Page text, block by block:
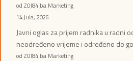
od ZOI84.ba Marketing
14 Jula, 2026
Javni oglas za prijem radnika u radni
neodređeno vrijeme i određeno do
od ZOI84.ba Marketing